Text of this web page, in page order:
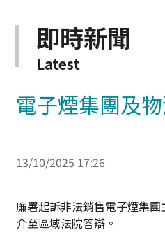
即時新聞
Latest
電子煙集團及
13/10/2025 17:26
廉署起訴非法銷售電子煙集
介至區域法院答辯。